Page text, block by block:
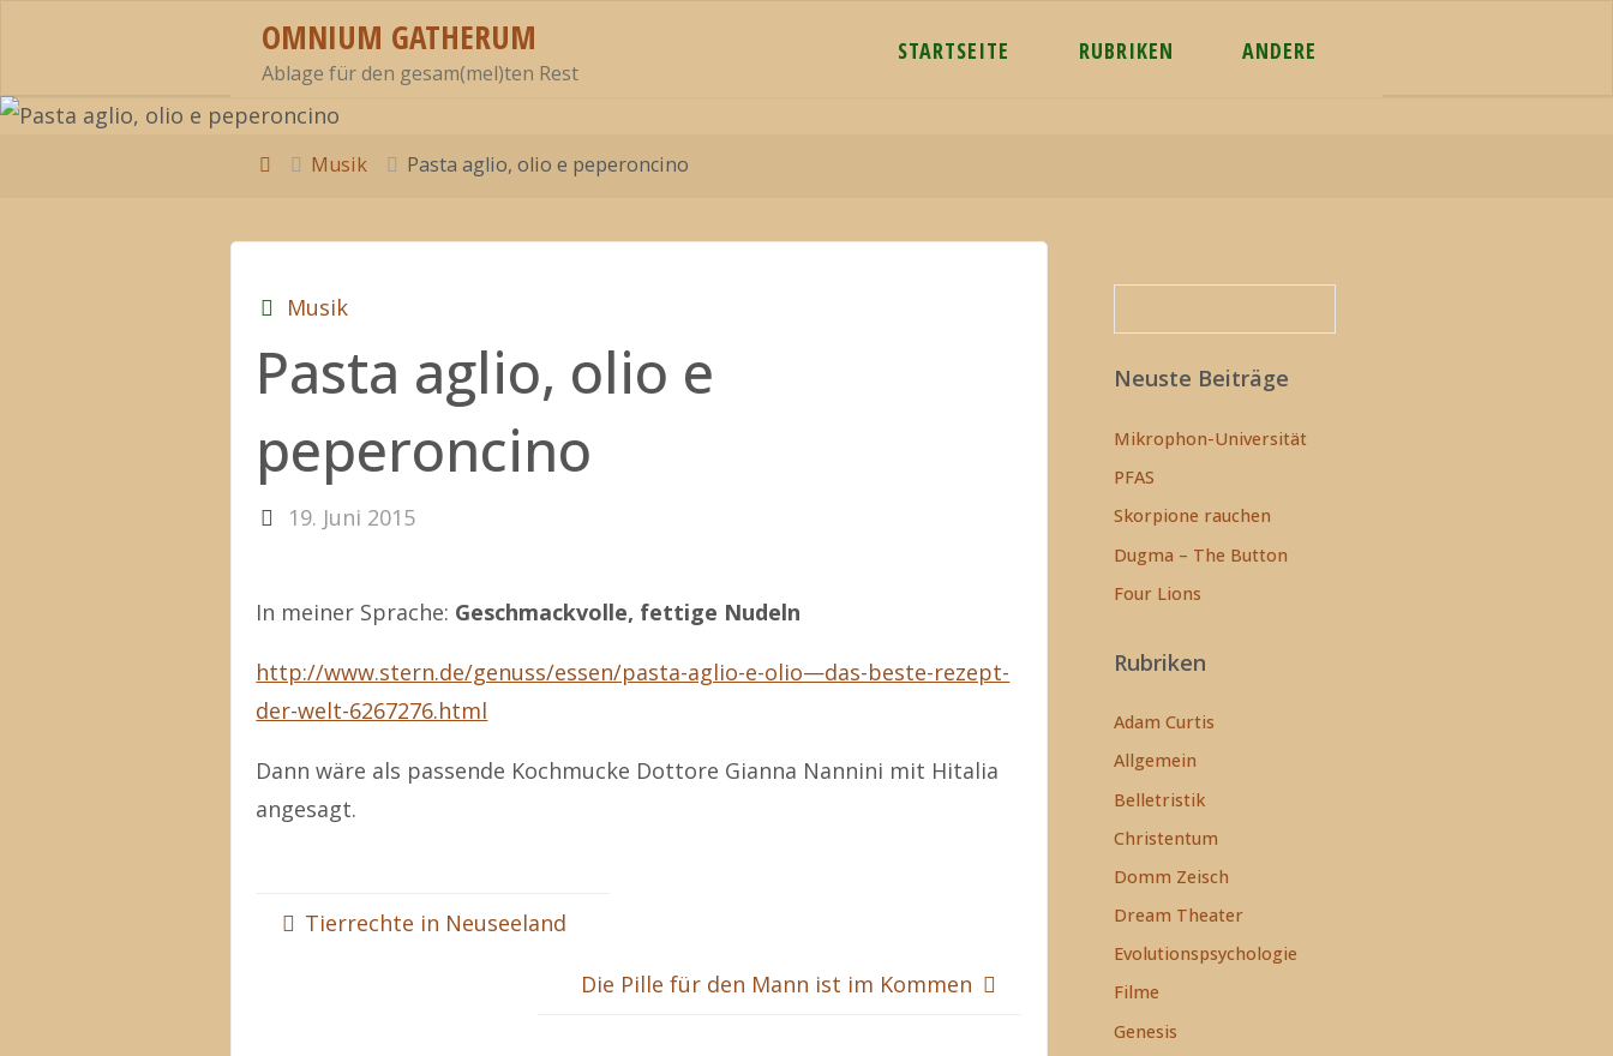
springen
OMNIUM GATHERUM
Ablage für den gesam(mel)ten Rest
STARTSEITE RUBRIKEN ANDERE
StartMusik Pasta aglio, olio e peperoncino
Musik
Pasta aglio, olio e
peperoncino
19. Juni 2015
In meiner Sprache: Geschmackvolle, fettige Nudeln
http://www.stern.de/genuss/essen/pasta-aglio-e-olio—das-beste-rezept-
der-welt-6267276.html
Dann wäre als passende Kochmucke Dottore Gianna Nannini mit Hitalia
angesagt.
Tierrechte in Neuseeland
Die Pille für den Mann ist im Kommen
Neuste Beiträge
Mikrophon-Universität
PFAS
Skorpione rauchen
Dugma – The Button
Four Lions
Rubriken
Adam Curtis
Allgemein
Belletristik
Christentum
Domm Zeisch
Dream Theater
Evolutionspsychologie
Filme
Genesis